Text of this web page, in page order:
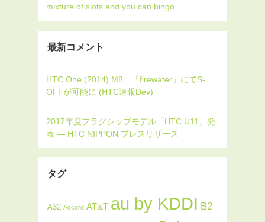
mixture of slots and you can bingo
最新コメント
タグ
A32 Accord AT&T au by KDDI B2